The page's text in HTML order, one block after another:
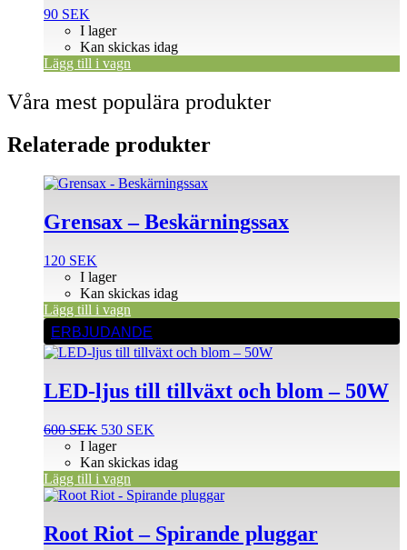
90 SEK
I lager
Kan skickas idag
Lägg till i vagn
Våra mest populära produkter
Relaterade produkter
Grensax – Beskärningssax
120 SEK
I lager
Kan skickas idag
Lägg till i vagn
ERBJUDANDE
LED-ljus till tillväxt och blom – 50W
600SEK Det
ursprungliga
priset
var:
600 SEK.
530 SEK
priset
530 SEK.
I lager
Kan skickas idag
Lägg till i vagn
Root Riot – Spirande pluggar
Den
produkten
har